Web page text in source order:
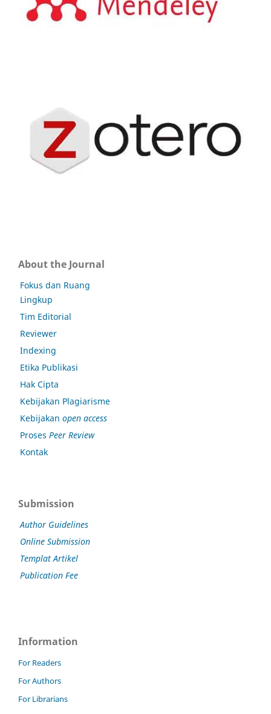
About the Journal
Fokus dan Ruang
Lingkup
Tim Editorial
Reviewer
Indexing
Etika Publikasi
Hak Cipta
Kebijakan Plagiarisme
Kebijakan open access
Proses Peer Review
Kontak
Submission
Author Guidelines
Online Submission
Templat Artikel
Publication Fee
Information
For Readers
For Authors
For Librarians